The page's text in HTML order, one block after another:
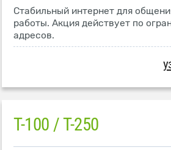
Стабильный интернет для
работы. Акция действует по
адресов.
T-100 / T-250